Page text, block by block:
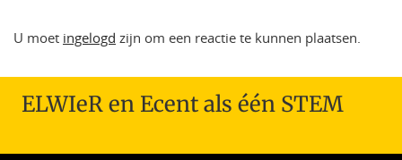
U moet ingelogd zijn om een reactie te kunnen plaatsen.
ELWIeR en Ecent als één STEM